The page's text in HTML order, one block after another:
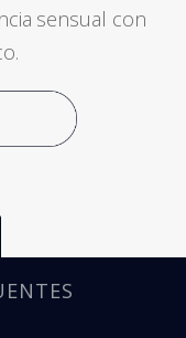
sensual con